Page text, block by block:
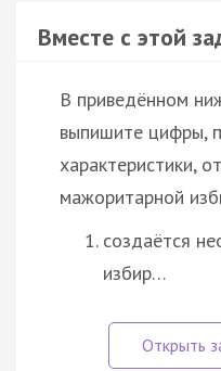
Вместе с этой
В приведённом
выпишите цифры,
характеристики,
мажоритарной
создаётся
избир…